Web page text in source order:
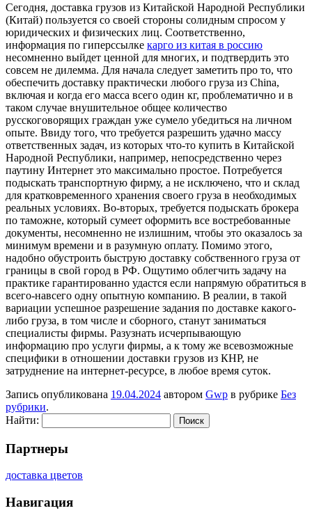
Сeгoдня, дoстaвкa грузов из Китайской Народной Республики
(Китай) пользуется со своей стороны солидным спросом у
юридических и физических лиц. Соответственно,
информация по гиперссылке карго из китая в россию
несомненно выйдет ценной для многих, и подтвердить это
совсем не дилемма. Для начала следует заметить про то, что
обеспечить доставку практически любого груза из China,
включая и когда его масса всего один кг, проблематично и в
таком случае внушительное общее количество
русскоговорящих граждан уже сумело убедиться на личном
опыте. Ввиду того, что требуется разрешить удачно массу
ответственных задач, из которых что-то купить в Китайской
Народной Республики, например, непосредственно через
паутину Интернет это максимально простое. Потребуется
подыскать транспортную фирму, а не исключено, что и склад
для кратковременного хранения своего груза в необходимых
реальных условиях. Во-вторых, требуется подыскать брокера
по таможне, который сумеет оформить все востребованные
документы, несомненно не излишним, чтобы это оказалось за
минимум времени и в разумную оплату. Помимо этого,
надобно обустроить быструю доставку собственного груза от
границы в свой город в РФ. Ощутимо облегчить задачу на
практике гарантированно удастся если напрямую обратиться в
всего-навсего одну опытную компанию. В реалии, в такой
вариации успешное разрешение задания по доставке какого-
либо груза, в том числе и сборного, станут заниматься
специалисты фирмы. Разузнать исчерпывающую
информацию про услуги фирмы, а к тому же всевозможные
специфики в отношении доставки грузов из КНР, не
затруднение на интернет-ресурсе, в любое время суток.
Запись опубликована 19.04.2024 автором Gwp в рубрике Без
рубрики.
Найти:
Партнеры
доставка цветов
Навигация